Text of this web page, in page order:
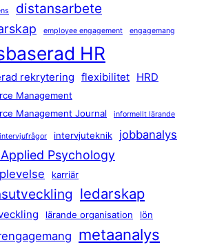
distansarbete
employee engagement engagemang
HR
rekrytering flexibilitet HRD
Management
Management Journal
informellt lärande
intervjufrågor intervjuteknik jobbanalys
Psychology
karriär
ledarskap
lärande organisation lön
metaanalys